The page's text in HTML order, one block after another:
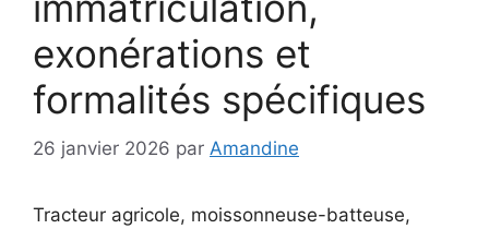
exonérations et
formalités spécifiques
26 janvier 2026 par Amandine
Tracteur agricole, moissonneuse-batteuse,